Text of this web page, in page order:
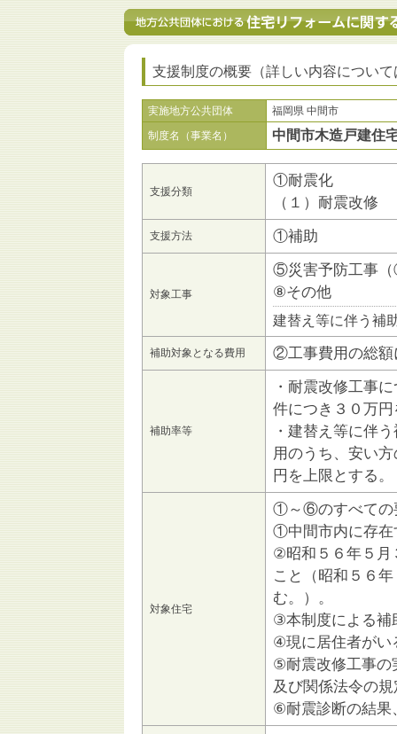
支援制度の概要（詳しい内容につい
実施地方公共団体
福岡県 中間市
制度名（事業名）
中間市木造戸建住
支援分類
①耐震化
（１）耐震改修
支援方法 ①補助
対象工事
⑤災害予防工事
⑧その他
建替え等に伴う補
補助対象となる費用 ②工事費用の総額
補助率等
・耐震改修工事
件につき３０万
・建替え等に伴
用のうち、安い
円を上限とする。
対象住宅
①～⑥のすべての
①中間市内に存在
②昭和５６年５月
こと（昭和５６
む。）。
③本制度による補
④現に居住者がい
⑤耐震改修工事の
及び関係法令の
⑥耐震診断の結果